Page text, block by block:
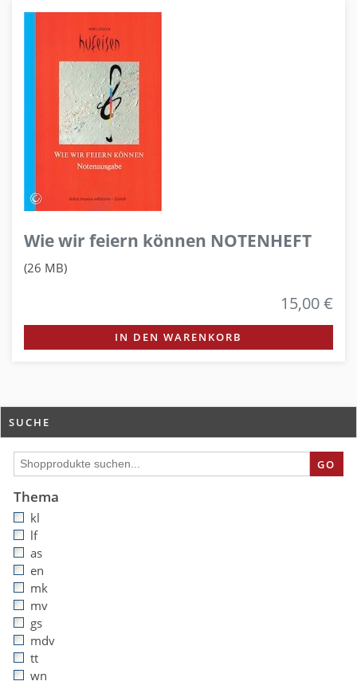
Wie wir feiern können NOTENHEFT
(26 MB)
15,00 €
IN DEN WARENKORB
SUCHE
GO
Thema
kl
lf
as
en
mk
mv
gs
mdv
tt
wn